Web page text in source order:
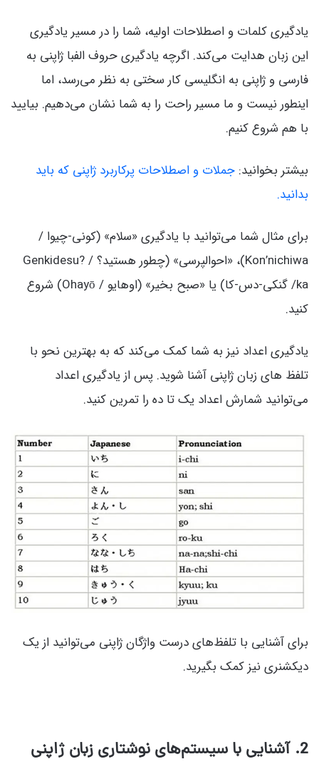
یادگیری کلمات و اصطلاحات اولیه، شما را در مسیر یادگیری
این زبان هدایت می‌کند. اگرچه یادگیری حروف الفبا ژاپنی به
فارسی و ژاپنی به انگلیسی کار سختی به نظر می‌رسد، اما
اینطور نیست و ما مسیر راحت را به شما نشان می‌دهیم. بیایید
با هم شروع کنیم.
بیشتر بخوانید: جملات و اصطلاحات پرکاربرد ژاپنی که باید
بدانید.
برای مثال شما می‌توانید با یادگیری «سلام» (کونی-چیوا /
Kon’nichiwa)، «احوالپرسی» (چطور هستید؟ / ?Genkidesu
ka/ گنکی-دس-کا) یا «صبح بخیر» (اوهایو / Ohayō) شروع
کنید.
یادگیری اعداد نیز به شما کمک می‌کند که به بهترین نحو با
تلفظ های زبان ژاپنی آشنا شوید. پس از یادگیری اعداد
می‌توانید شمارش اعداد یک تا ده را تمرین کنید.
برای آشنایی با تلفظ‌های درست واژگان ژاپنی می‌توانید از یک
دیکشنری نیز کمک بگیرید.
2. آشنایی با سیستم‌های نوشتاری زبان ژاپنی